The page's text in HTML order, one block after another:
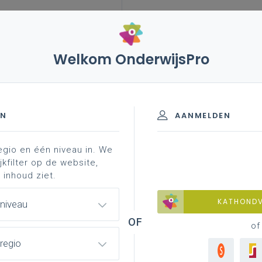
en chemische technieken
biotechnologische en
je ondersteunen bij het organiseren en
biotechnologische en
Welkom OnderwijsPro
AANMELDEN
of
en één niveau in. We
op de website,
ziet.